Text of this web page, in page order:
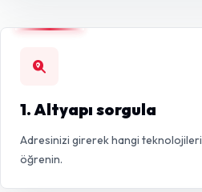
1. Altyapı sorgula
Adresinizi girerek hangi
öğrenin.